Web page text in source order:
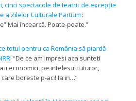
cinci spectacole de teatru de excepție
a Zilelor Culturale Partium:
Mai încearcă. Poate-poate.”
totul pentru ca România să piardă
: “De ce am impresi aca sunteti
economici, pe intelesul tuturor,
boreste p-aci! Ia in…”